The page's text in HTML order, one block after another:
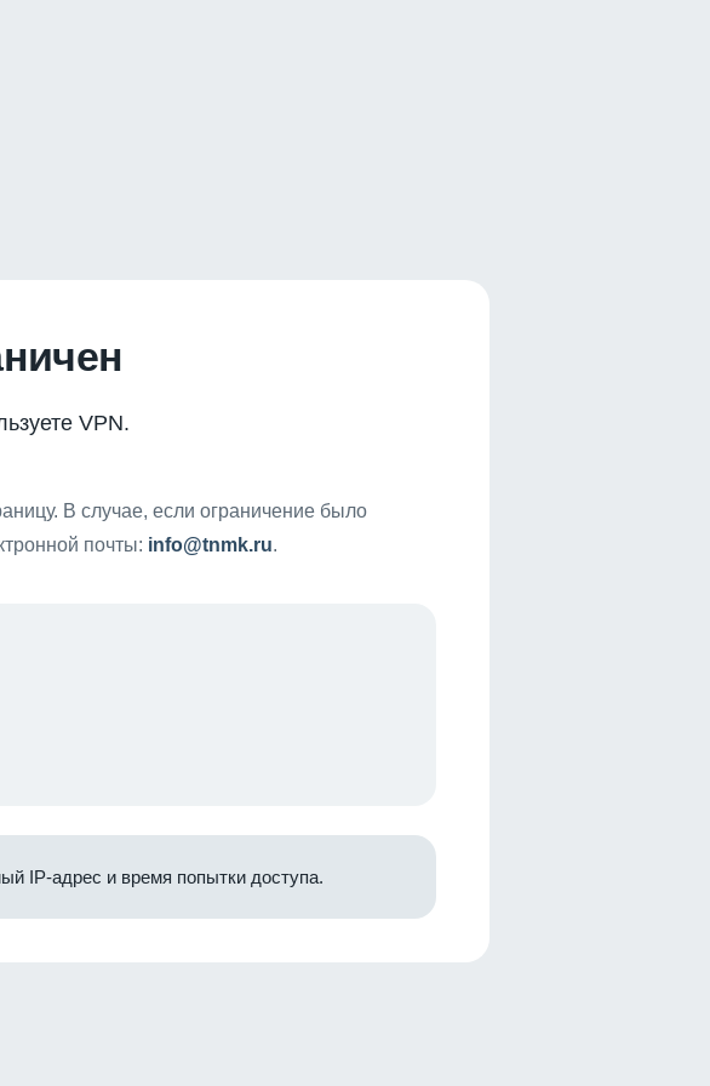
VPN.
В случае, если ограничение было
почты: info@tnmk.ru.
IP-адрес и время попытки доступа.